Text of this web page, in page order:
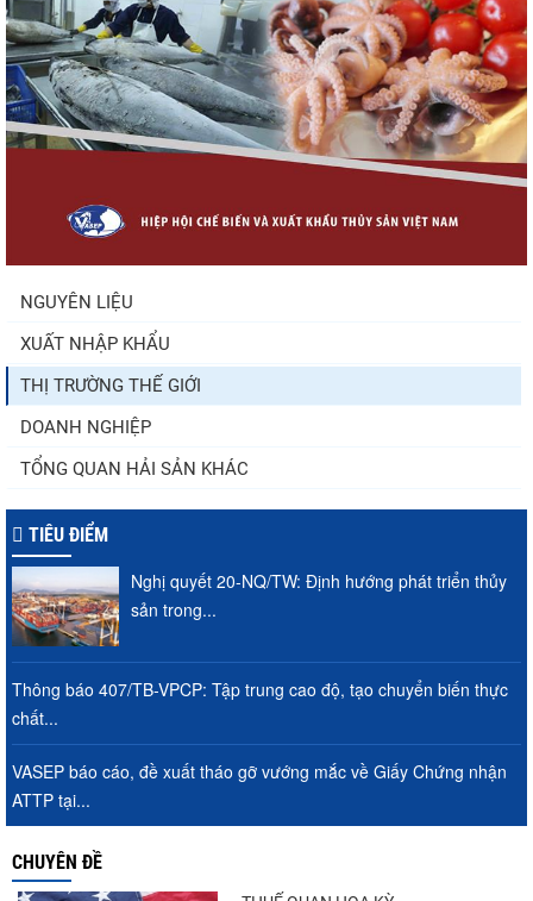
Nhập khẩu tôm của Mỹ phục hồi trong
tháng 5/2026
Trung Quốc tăng mạnh nhập khẩu mực,
NGUYÊN LIỆU
XUẤT NHẬP KHẨU
THỊ TRƯỜNG THẾ GIỚI
DOANH NGHIỆP
TỔNG QUAN HẢI SẢN KHÁC
TIÊU ĐIỂM
Nghị quyết 20-NQ/TW: Định hướng phát triển thủy
sản trong...
Thông báo 407/TB-VPCP: Tập trung cao độ, tạo chuyển biến thực
chất...
VASEP báo cáo, đề xuất tháo gỡ vướng mắc về Giấy Chứng nhận
ATTP tại...
CHUYÊN ĐỀ